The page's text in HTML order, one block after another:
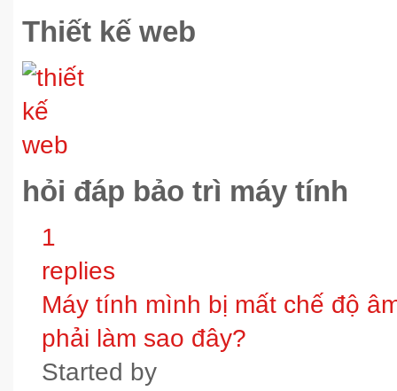
Thiết kế web
hỏi đáp bảo trì máy tính
1
replies
Máy tính mình bị mất chế độ
phải làm sao đây?
Started by